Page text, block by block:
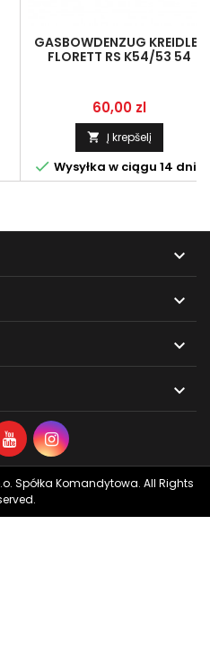
GASBOWDENZUG KREIDLER
FLORETT RS K54/53 54
Kaina
60,00 zl
 Į krepšelį
 Wysyłka w ciągu 14 dni




Spółka Komandytowa. All Rights